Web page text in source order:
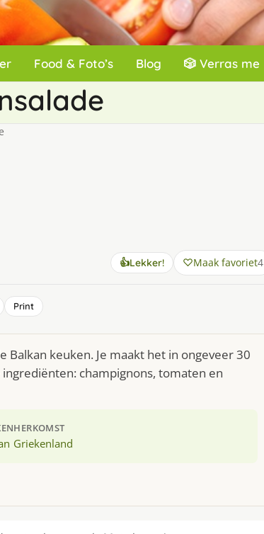
Food & Foto’s Blog 🎲 Verras me
👍Lekker! Maak favoriet4
Print
keuken. Je maakt het in ongeveer 30
champignons, tomaten en
HERKOMST
Griekenland